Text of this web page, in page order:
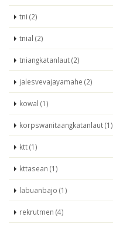
tni (2)
tnial (2)
tniangkatanlaut (2)
jalesvevajayamahe (2)
kowal (1)
korpswanitaangkatanlaut (1)
ktt (1)
kttasean (1)
labuanbajo (1)
rekrutmen (4)